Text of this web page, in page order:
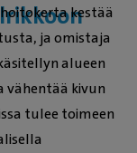
kestää
ja omistaja
alueen
kivun
tulee toimeen